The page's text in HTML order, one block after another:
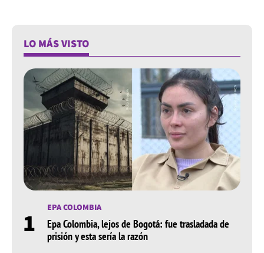
LO MÁS VISTO
1 EPA COLOMBIA
Epa Colombia, lejos de Bogotá: fue trasladada de
prisión y esta sería la razón